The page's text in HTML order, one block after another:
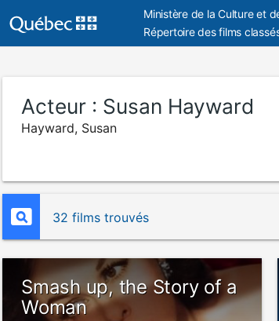
Ministère de la Culture et
Répertoire des films
Acteur : Susan Hayward
Hayward, Susan
32 films trouvés
Smash up, the Story of a
Woman